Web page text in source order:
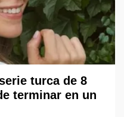
turca de 8
terminar en un